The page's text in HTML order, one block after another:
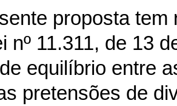
proposta
nº 11.311, de 13
equilíbrio entre
pretensões de